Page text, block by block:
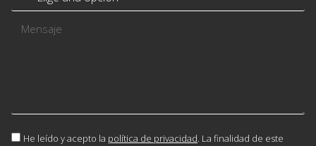
He leído y acepto la política de privacidad. La finalidad de este